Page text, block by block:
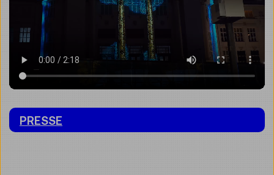
PRESSE